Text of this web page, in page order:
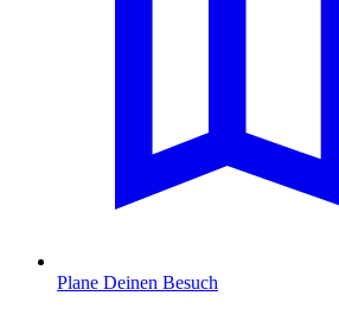
Plane Deinen Besuch